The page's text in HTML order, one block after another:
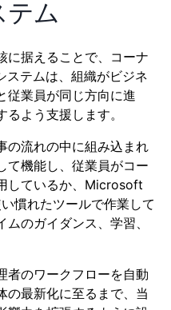
テム
に据えることで、コーナ
ステムは、組織がビジネ
従業員が同じ方向に進
よう支援します。
の流れの中に組み込まれ
て機能し、従業員がコー
しているか、Microsoft
慣れたツールで作業して
のガイダンス、学習、
者のワークフローを自動
の最新化に至るまで、当